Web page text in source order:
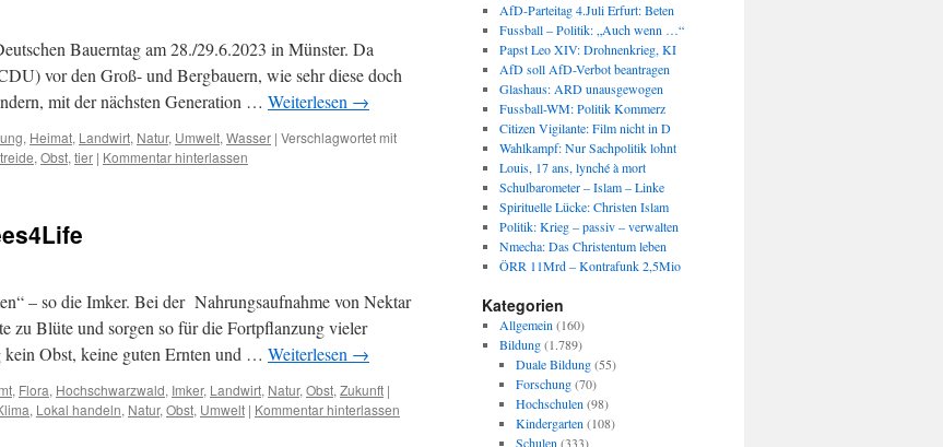
Bauerntag am 28./29.6.2023 in Münster. Da
vor den Groß- und Bergbauern, wie sehr diese doch
mit der nächsten Generation … Weiterlesen →
, Heimat, Landwirt, Natur, Umwelt, Wasser | Verschlagwortet mit
, Obst, tier | Kommentar hinterlassen
– so die Imker. Bei der Nahrungsaufnahme von Nektar
zu Blüte und sorgen so für die Fortpflanzung vieler
kein Obst, keine guten Ernten und … Weiterlesen →
, Flora, Hochschwarzwald, Imker, Landwirt, Natur, Obst, Zukunft |
, Lokal handeln, Natur, Obst, Umwelt | Kommentar hinterlassen
AfD-Parteitag 4.Juli Erfurt: Beten
Fussball – Politik: „Auch wenn …“
Papst Leo XIV: Drohnenkrieg, KI
AfD soll AfD-Verbot beantragen
Glashaus: ARD unausgewogen
Fussball-WM: Politik Kommerz
Citizen Vigilante: Film nicht in D
Wahlkampf: Nur Sachpolitik lohnt
Louis, 17 ans, lynché à mort
Schulbarometer – Islam – Linke
Spirituelle Lücke: Christen Islam
Politik: Krieg – passiv – verwalten
Nmecha: Das Christentum leben
ÖRR 11Mrd – Kontrafunk 2,5Mio
Kategorien
Allgemein (160)
Bildung(1.789)
Duale Bildung(55)
Forschung(70)
Hochschulen (98)
Kindergarten (108)
Schulen (333)